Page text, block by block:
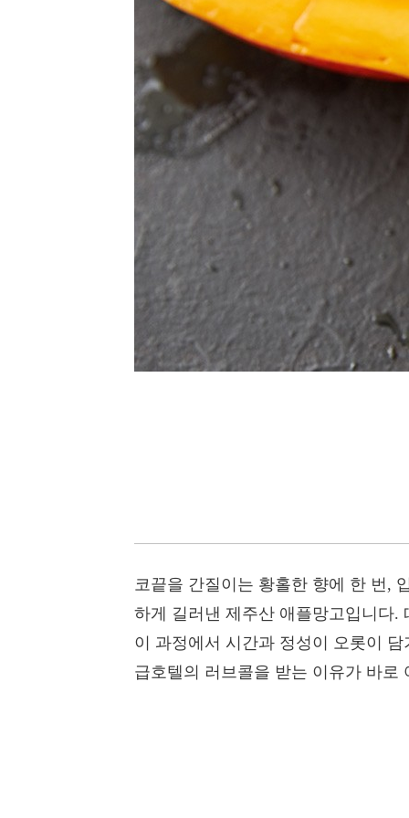
코끝을 간질이는 황홀한 향에 한 번,
하게 길러낸 제주산 애플망고입니다.
이 과정에서 시간과 정성이 오롯이
급호텔의 러브콜을 받는 이유가 바로